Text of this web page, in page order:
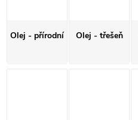
Olej - přírodní Olej - třešeň